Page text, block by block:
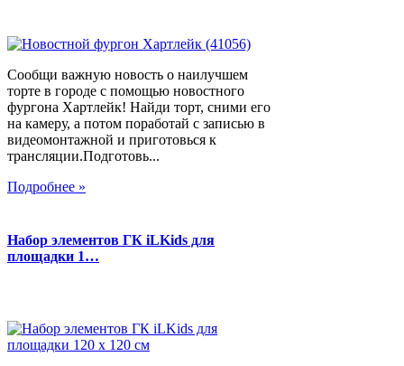
Сообщи важную новость о наилучшем
торте в городе с помощью новостного
фургона Хартлейк! Найди торт, сними его
на камеру, а потом поработай с записью в
видеомонтажной и приготовься к
трансляции.Подготовь...
Подробнее »
Набор элементов ГК iLKids для
площадки 1…